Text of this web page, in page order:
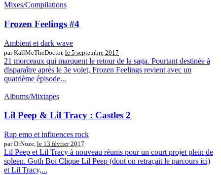
Mixes/Compilations
Frozen Feelings #4
Ambient et dark wave
par KallMeTheDoctor, le 5 septembre 2017
21 morceaux qui marquent le retour de la saga. Pourtant destinée à
disparaître après le 3e volet, Frozen Feelings revient avec un
quatrième épisode...
Albums/Mixtapes
Lil Peep & Lil Tracy : Castles 2
Rap emo et influences rock
par DrNoze, le 13 février 2017
Lil Peep et Lil Tracy à nouveau réunis pour un court projet plein de
spleen. Goth Boi Clique Lil Peep (dont on retraçait le parcours ici)
et Lil Tracy,...